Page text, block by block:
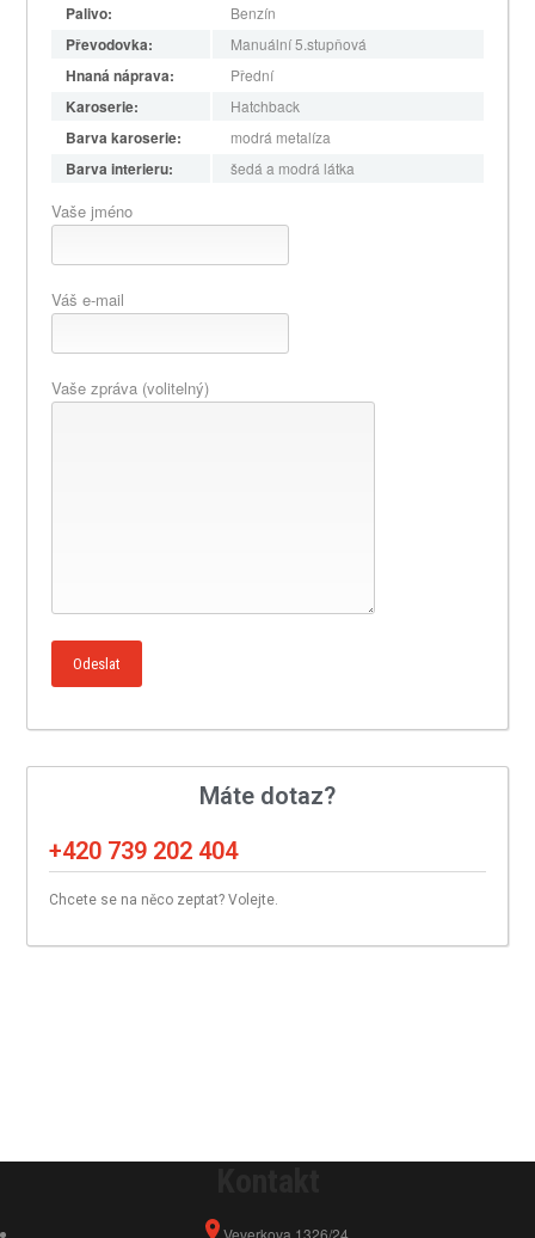
Palivo: Benzín
Převodovka: Manuální 5.stupňová
Hnaná náprava: Přední
Karoserie: Hatchback
Barva karoserie: modrá metalíza
Barva interieru: šedá a modrá látka
Vaše jméno
Váš e-mail
Vaše zpráva (volitelný)
Máte dotaz?
+420 739 202 404
Chcete se na něco zeptat? Volejte.
Veverkova 1326/24